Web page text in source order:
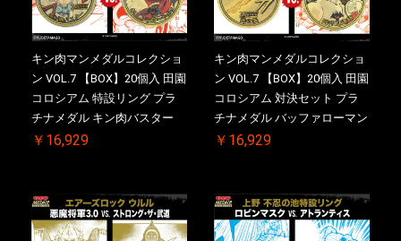
キン肉マンメダルコレクショ
ン VOL.7 【BOX】20個入 田園
コロシアム 特設リング プラ
チナメダル キン肉バスター
VS. キン肉バスターやぶり ケ
【二次受注分】2026/10/30 一
斉出荷予定
￥16,929
キン肉マンメダルコレクショ
ン VOL.7 【BOX】20個入 田園
コロシアム 対決セット プラ
チナメダル バッファローマン
2.0 顎髭 Ver. VS. 光の矢 ケー
【二次受注分】2026/10/30 一
斉出荷予定
￥16,929